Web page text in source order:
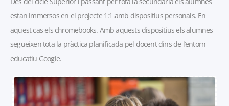
estan immersos en el projecte 1:1 amb dispositius personals. En
aquest cas els chromebooks. Amb aquests dispositius els alumnes
segueixen tota la pràctica planificada pel docent dins de l’entorn
educatiu Google.